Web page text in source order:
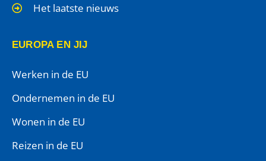
Het laatste nieuws
EUROPA EN JIJ
Werken in de EU
Ondernemen in de EU
Wonen in de EU
Reizen in de EU